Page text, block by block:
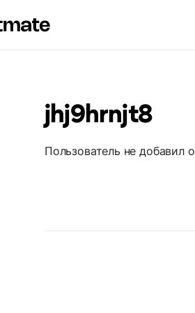
jhj9hrnjt8
Пользователь не добавил